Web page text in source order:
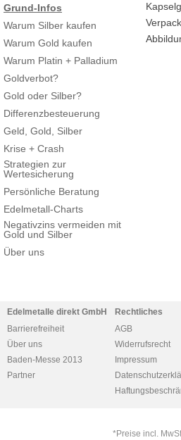
Grund-Infos
Warum Silber kaufen
Warum Gold kaufen
Warum Platin + Palladium
Goldverbot?
Gold oder Silber?
Differenzbesteuerung
Geld, Gold, Silber
Krise + Crash
Strategien zur
Wertesicherung
Persönliche Beratung
Edelmetall-Charts
Negativzins vermeiden mit
Gold und Silber
Über uns
Edelmetalle direkt GmbH
Barrierefreiheit
Über uns
Baden-Messe 2013
Partner
Rechtliches
AGB
Widerrufsrecht
Impressum
*Preise incl.